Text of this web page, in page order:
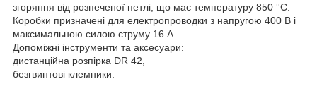
згоряння від розпеченої петлі, що має температуру 850 °C.
Коробки призначені для електропроводки з напругою 400 В і
максимальною силою струму 16 А.
Допоміжні інструменти та аксесуари:
дистанційна розпірка DR 42,
безгвинтові клемники.